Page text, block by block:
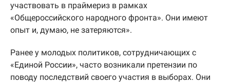
участвовать в праймериз в рамках
«Общероссийского народного фронта». Они имеют
опыт и, думаю, не затеряются».
Ранее у молодых политиков, сотрудничающих с
«Единой России», часто возникали претензии по
поводу последствий своего участия в выборах. Они